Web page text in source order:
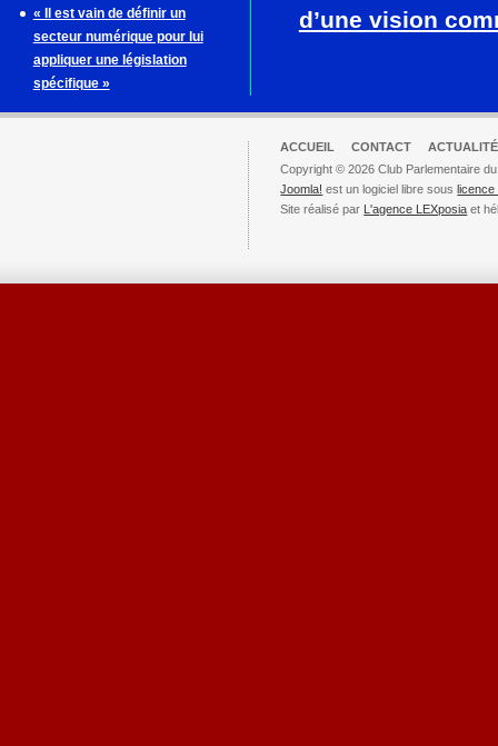
« Il est vain de définir un
secteur numérique pour lui
appliquer une législation
spécifique »
d’une vision
ACCUEIL CONTACT
Copyright © 2026 Club Parlementaire
Joomla! est un logiciel libre souslicence
Site réalisé par L'agence LEXposia et